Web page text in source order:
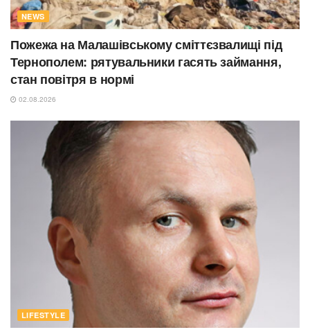
NEWS
Пожежа на Малашівському сміттєзвалищі під
Тернополем: рятувальники гасять займання,
стан повітря в нормі
02.08.2026
LIFESTYLE